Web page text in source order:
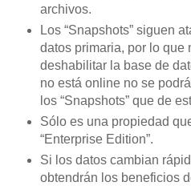
archivos.
Los “Snapshots” siguen
datos primaria, por lo que
deshabilitar la base de
no está online no se
los “Snapshots” que de
Sólo es una propiedad
“Enterprise Edition”.
Si los datos cambian
obtendrán los beneficios